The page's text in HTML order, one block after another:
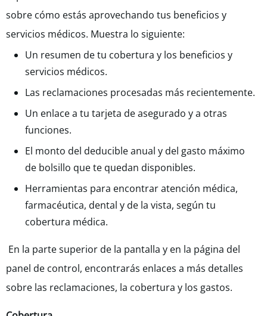
sobre cómo estás aprovechando tus beneficios y
servicios médicos. Muestra lo siguiente:
Un resumen de tu cobertura y los beneficios y
servicios médicos.
Las reclamaciones procesadas más recientemente.
Un enlace a tu tarjeta de asegurado y a otras
funciones.
El monto del deducible anual y del gasto máximo
de bolsillo que te quedan disponibles.
Herramientas para encontrar atención médica,
farmacéutica, dental y de la vista, según tu
cobertura médica.
En la parte superior de la pantalla y en la página del
panel de control, encontrarás enlaces a más detalles
sobre las reclamaciones, la cobertura y los gastos.